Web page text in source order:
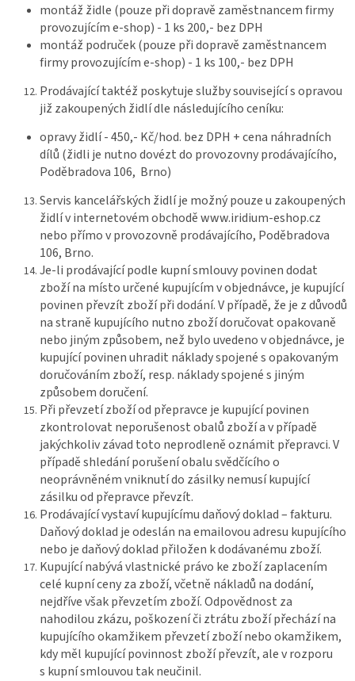
montáž židle (pouze při dopravě zaměstnancem firmy
provozujícím e-shop) - 1 ks 200,- bez DPH
montáž područek (pouze při dopravě zaměstnancem
firmy provozujícím e-shop) - 1 ks 100,- bez DPH
Prodávající taktéž poskytuje služby související s opravou
již zakoupených židlí dle následujícího ceníku:
opravy židlí - 450,- Kč/hod. bez DPH + cena náhradních
dílů (židli je nutno dovézt do provozovny prodávajícího,
Poděbradova 106, Brno)
Servis kancelářských židlí je možný pouze u zakoupených
židlí v internetovém obchodě www.iridium-eshop.cz
nebo přímo v provozovně prodávajícího, Poděbradova
106, Brno.
Je-li prodávající podle kupní smlouvy povinen dodat
zboží na místo určené kupujícím v objednávce, je kupující
povinen převzít zboží při dodání. V případě, že je z důvodů
na straně kupujícího nutno zboží doručovat opakovaně
nebo jiným způsobem, než bylo uvedeno v objednávce, je
kupující povinen uhradit náklady spojené s opakovaným
doručováním zboží, resp. náklady spojené s jiným
způsobem doručení.
Při převzetí zboží od přepravce je kupující povinen
zkontrolovat neporušenost obalů zboží a v případě
jakýchkoliv závad toto neprodleně oznámit přepravci. V
případě shledání porušení obalu svědčícího o
neoprávněném vniknutí do zásilky nemusí kupující
zásilku od přepravce převzít.
Prodávající vystaví kupujícímu daňový doklad – fakturu.
Daňový doklad je odeslán na emailovou adresu kupujícího
nebo je daňový doklad přiložen k dodávanému zboží.
Kupující nabývá vlastnické právo ke zboží zaplacením
celé kupní ceny za zboží, včetně nákladů na dodání,
nejdříve však převzetím zboží. Odpovědnost za
nahodilou zkázu, poškození či ztrátu zboží přechází na
kupujícího okamžikem převzetí zboží nebo okamžikem,
kdy měl kupující povinnost zboží převzít, ale v rozporu
s kupní smlouvou tak neučinil.